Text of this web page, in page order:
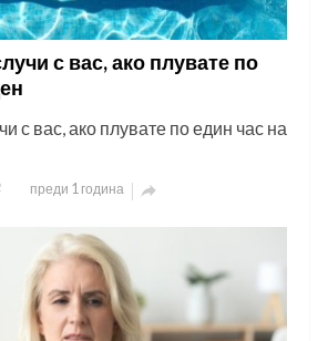
с вас, ако плувате по
с вас, ако плувате по един час на
преди 1 година 